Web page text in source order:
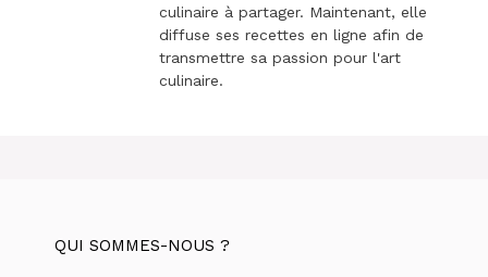
culinaire à partager. Maintenant, elle
diffuse ses recettes en ligne afin de
transmettre sa passion pour l'art
culinaire.
QUI SOMMES-NOUS ?